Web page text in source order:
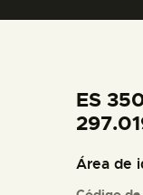
ES
Área de